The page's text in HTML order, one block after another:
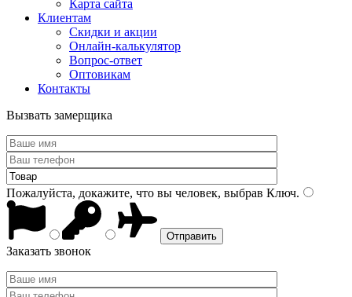
Карта сайта
Клиентам
Скидки и акции
Онлайн-калькулятор
Вопрос-ответ
Оптовикам
Контакты
Вызвать замерщика
Пожалуйста, докажите, что вы человек, выбрав Ключ.
Заказать звонок